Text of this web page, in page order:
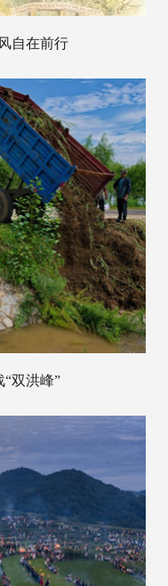
自在前行
双洪峰”